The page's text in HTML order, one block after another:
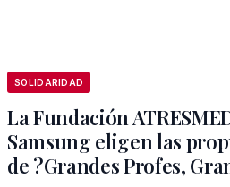
SOLIDARIDAD
La Fundación
Samsung eligen las
de ?Grandes Profes,